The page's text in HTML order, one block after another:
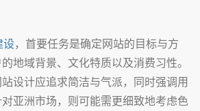
设，首要任务是确定网站的目标与方
地域背景、文化特质以及消费习性。
设计应追求简洁与气派，同时强调用
亚洲市场，则可能需更细致地考虑色